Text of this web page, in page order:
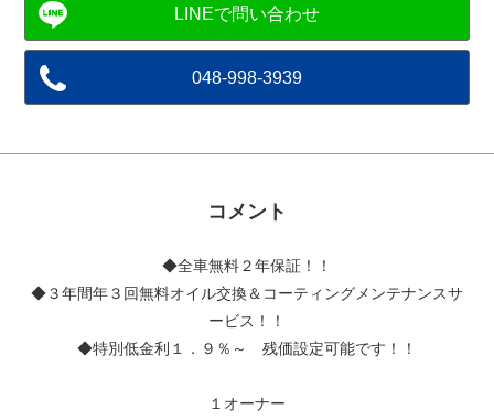
048-998-3939
コメント
◆全車無料２年保証！！
◆３年間年３回無料オイル交換＆コーティングメンテナンスサ
ービス！！
◆特別低金利１．９％～ 残価設定可能です！！
１オーナー